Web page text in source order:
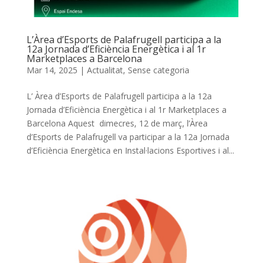
L’Àrea d’Esports de Palafrugell participa a la
12a Jornada d’Eficiència Energètica i al 1r
Marketplaces a Barcelona
Mar 14, 2025 | Actualitat, Sense categoria
L’ Àrea d’Esports de Palafrugell participa a la 12a
Jornada d’Eficiència Energètica i al 1r Marketplaces a
Barcelona Aquest dimecres, 12 de març, l’Àrea
d’Esports de Palafrugell va participar a la 12a Jornada
d’Eficiència Energètica en Instal·lacions Esportives i al...